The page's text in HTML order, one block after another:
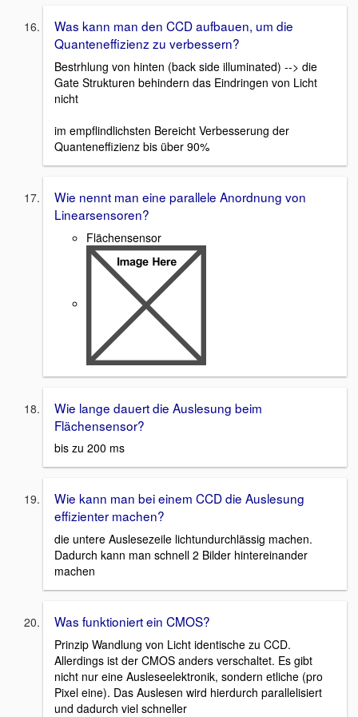
Was kann man den CCD aufbauen, um die
Quanteneffizienz zu verbessern?
Bestrhlung von hinten (back side illuminated) --> die
Gate Strukturen behindern das Eindringen von Licht
nicht
im empflindlichsten Bereicht Verbesserung der
Quanteneffizienz bis über 90%
Wie nennt man eine parallele Anordnung von
Linearsensoren?
Flächensensor
Wie lange dauert die Auslesung beim
Flächensensor?
bis zu 200 ms
Wie kann man bei einem CCD die Auslesung
effizienter machen?
die untere Auslesezeile lichtundurchlässig machen.
Dadurch kann man schnell 2 Bilder hintereinander
machen
Was funktioniert ein CMOS?
Prinzip Wandlung von Licht identische zu CCD.
Allerdings ist der CMOS anders verschaltet. Es gibt
nicht nur eine Ausleseelektronik, sondern etliche (pro
Pixel eine). Das Auslesen wird hierdurch parallelisiert
und dadurch viel schneller